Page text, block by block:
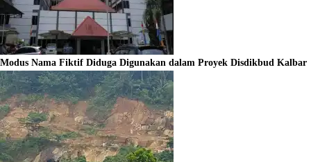
Modus Nama Fiktif Diduga Digunakan dalam Proyek Disdikbud Kalbar